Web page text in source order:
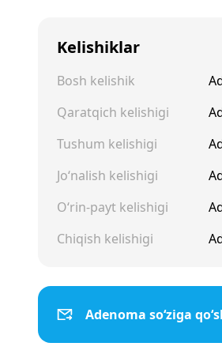
Kelishiklar
Bosh kelishik
Qaratqich kelishigi
Tushum kelishigi
Jo‘nalish kelishigi
O‘rin-payt kelishigi
Chiqish kelishigi
Adenoma so‘ziga